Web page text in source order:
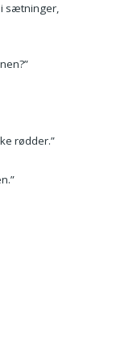
sætninger,
rødder.”